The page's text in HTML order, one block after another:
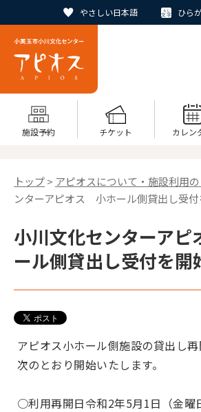
やさしい日本語 ひら
施設予約 チケット カレン
トップ> アピオスについて・施設利用
ンターアピオス 小ホール側貸出し受付
小川文化センターア
ール側貸出し受付を開
アピオス小ホール側施設の貸出し
次のとおり開始いたします。
○利用再開日令和2年5月1日（金曜